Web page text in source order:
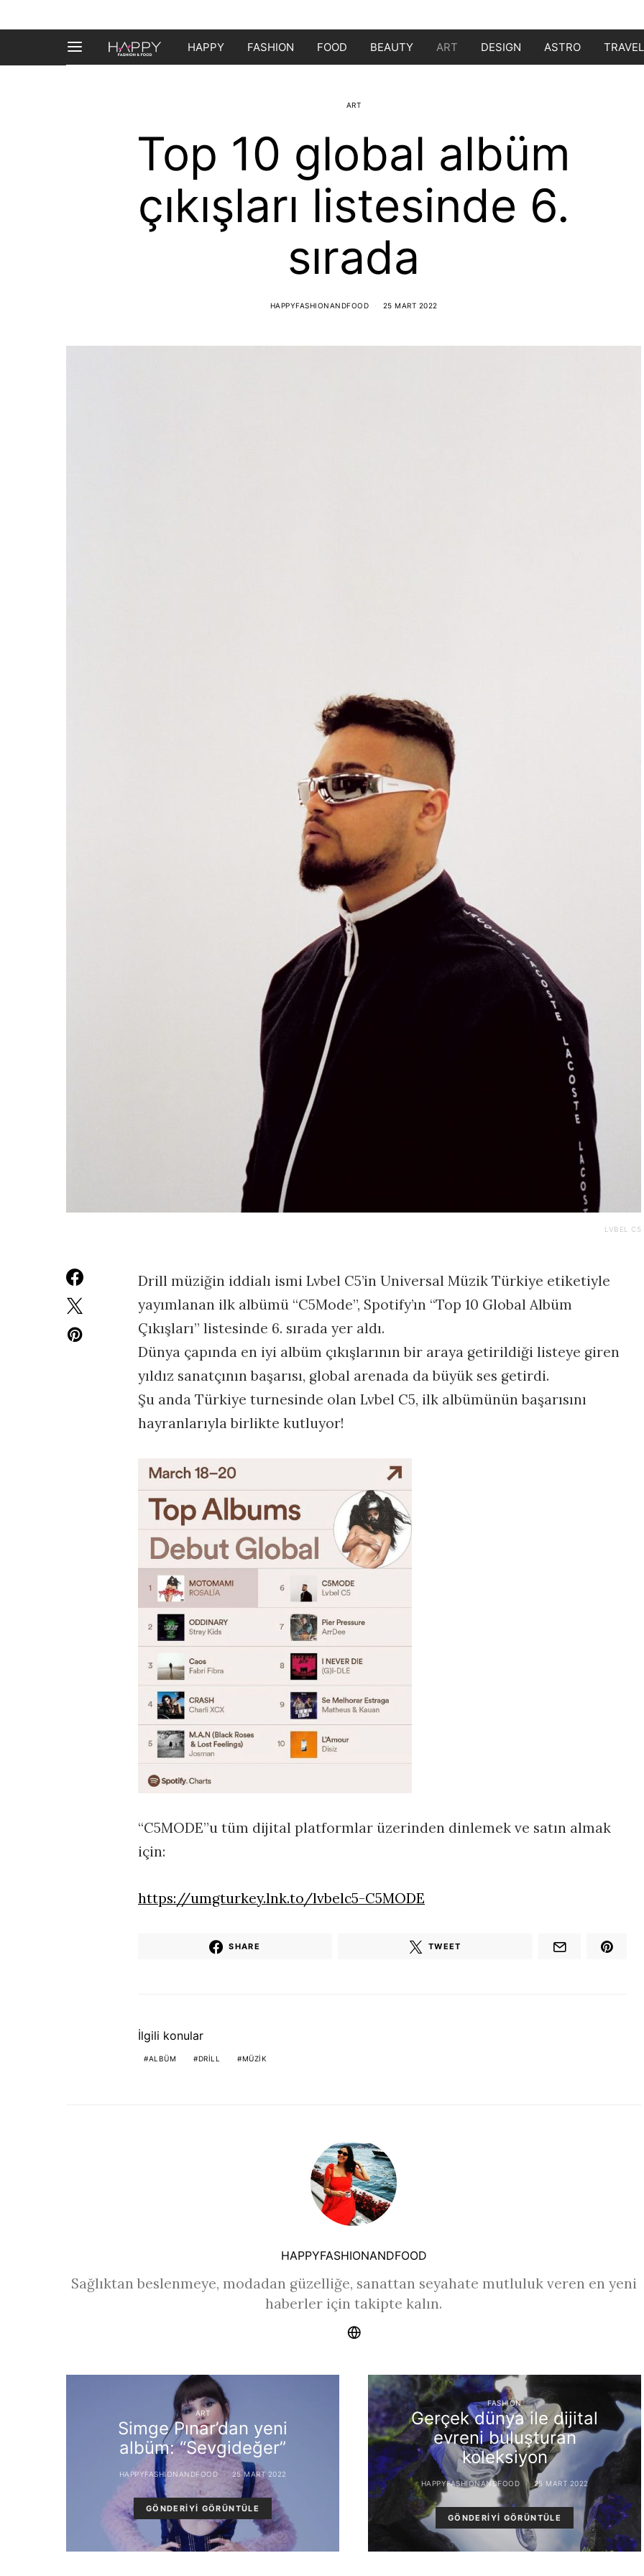
HAPPY FASHION FOOD BEAUTY ART DESIGN ASTRO TRAVEL
ART
Top 10 global albüm
çıkışları listesinde 6.
sırada
HAPPYFASHIONANDFOOD 25 MART 2022
LVBEL C5
Drill müziğin iddialı ismi Lvbel C5’in Universal Müzik Türkiye etiketiyle
yayımlanan ilk albümü “C5Mode”, Spotify’ın “Top 10 Global Albüm
Çıkışları” listesinde 6. sırada yer aldı.
Dünya çapında en iyi albüm çıkışlarının bir araya getirildiği listeye giren
yıldız sanatçının başarısı, global arenada da büyük ses getirdi.
Şu anda Türkiye turnesinde olan Lvbel C5, ilk albümünün başarısını
hayranlarıyla birlikte kutluyor!
“C5MODE”u tüm dijital platformlar üzerinden dinlemek ve satın almak
için:
https://umgturkey.lnk.to/lvbelc5-C5MODE
SHARE TWEET
İlgili konular
ALBÜM DRILL MÜZIK
HAPPYFASHIONANDFOOD
Sağlıktan beslenmeye, modadan güzelliğe, sanattan seyahate mutluluk veren en yeni
haberler için takipte kalın.
ART
Simge Pınar’dan yeni
albüm: “Sevgideğer”
HAPPYFASHIONANDFOOD 25 MART 2022
GÖNDERIYI GÖRÜNTÜLE
FASHION
Gerçek dünya ile dijital
evreni buluşturan
koleksiyon
HAPPYFASHIONANDFOOD 25 MART 2022
GÖNDERIYI GÖRÜNTÜLE